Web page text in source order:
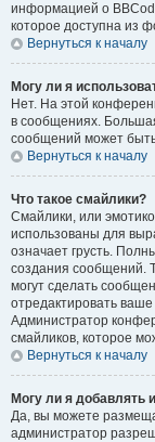
информацией о
которое доступна из
Вернуться к началу
Могу ли я
Нет. На этой
в сообщениях.
сообщений может
Вернуться к началу
Что такое смайлики?
Смайлики, или
использованы для
означает грусть.
создания сообщений.
могут сделать
отредактировать
Администратор
смайликов, которое
Вернуться к началу
Могу ли я добавлять
Да, вы можете
администратор